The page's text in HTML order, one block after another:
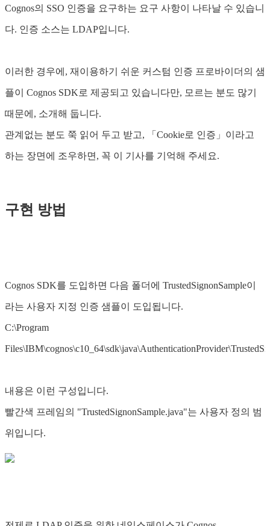
Cognos의 SSO 인증을 요구하는 요구 사항이 나타날 수 있습니
다. 인증 소스는 LDAP입니다.
이러한 경우에, 재이용하기 쉬운 커스텀 인증 프로바이더의 샘
플이 Cognos SDK로 제공되고 있습니다만, 모르는 분도 많기
때문에, 소개해 둡니다.
관계없는 분도 쭉 읽어 두고 받고, 「Cookie로 인증」이라고
하는 장면에 조우하면, 꼭 이 기사를 기억해 주세요.
구현 방법
Cognos SDK를 도입하면 다음 폴더에 TrustedSignonSample이
라는 사용자 지정 인증 샘플이 도입됩니다.
C:\Program
내용은 이런 구성입니다.
빨간색 프레임의 "TrustedSignonSample.java"는 사용자 정의 범
위입니다.